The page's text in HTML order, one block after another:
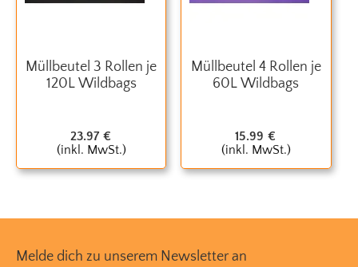
Müllbeutel 3 Rollen je
120L Wildbags
23.97 €
(inkl. MwSt.)
Müllbeutel 4 Rollen je
60L Wildbags
15.99 €
(inkl. MwSt.)
Melde dich zu unserem Newsletter an